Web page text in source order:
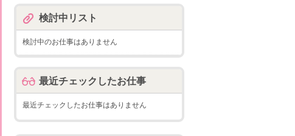
検討中リスト
検討中のお仕事はありません
最近チェックしたお仕事
最近チェックしたお仕事はありません